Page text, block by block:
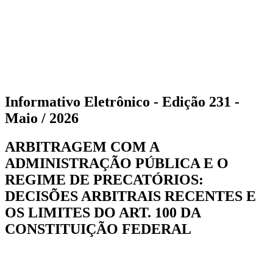
Informativo Eletrônico - Edição 231 -
Maio / 2026
ARBITRAGEM COM A
ADMINISTRAÇÃO PÚBLICA E O
REGIME DE PRECATÓRIOS:
DECISÕES ARBITRAIS RECENTES E
OS LIMITES DO ART. 100 DA
CONSTITUIÇÃO FEDERAL